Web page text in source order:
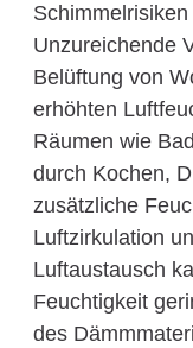
Unzureichende
Belüftung von
erhöhten
Räumen wie
durch Kochen,
zusätzliche
Luftzirkulation
Luftaustausch
Feuchtigkeit
des